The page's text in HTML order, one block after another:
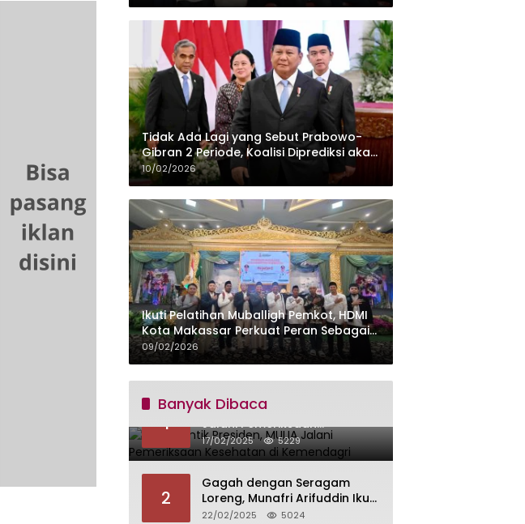
Tidak Ada Lagi yang Sebut Prabowo-
Gibran 2 Periode, Koalisi Diprediksi akan
Berebut Kursi Cawapres di 2029
10/02/2026
Ikuti Pelatihan Muballigh Pemkot, HDMI
Kota Makassar Perkuat Peran Sebagai
Mitra Pemerintah
09/02/2026
Banyak Dibaca
1
Siap Dilantik Presiden, MULIA
Jalani Pemeriksaan
Kesehatan di Kemendagri
17/02/2025 5229
2
Gagah dengan Seragam
Loreng, Munafri Arifuddin Ikuti
Pembekalan di Akmil
22/02/2025 5024